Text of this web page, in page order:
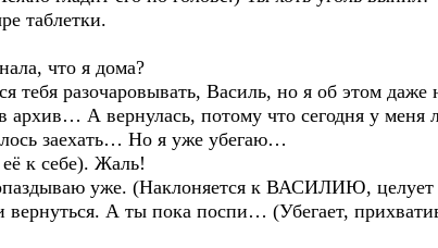
таблетки.
что я дома?
разочаровывать, Василь, но я об этом даже
архив… А вернулась, потому что сегодня у меня
заехать… Но я уже убегаю…
к себе). Жаль!
уже. (Наклоняется к ВАСИЛИЮ, целует
и вернуться. А ты пока поспи… (Убегает,